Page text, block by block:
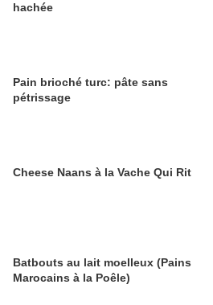
hachée
Pain brioché turc: pâte sans
pétrissage
Cheese Naans à la Vache Qui Rit
Batbouts au lait moelleux (Pains
Marocains à la Poêle)